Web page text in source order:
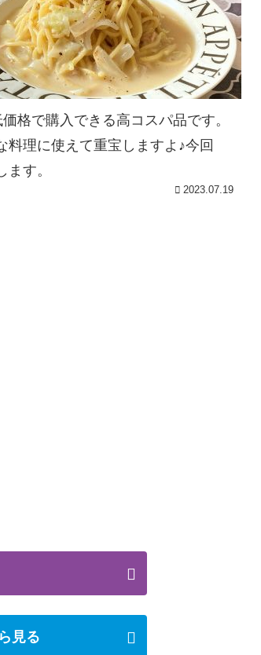
格で購入できる高コスパ品です。
理に使えて重宝しますよ♪今回
す。
2023.07.19
見る